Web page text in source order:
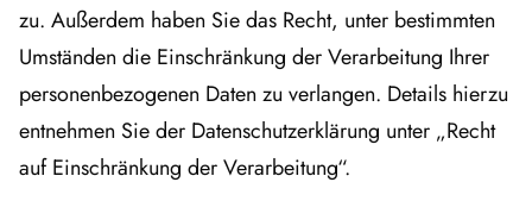
zu. Außerdem haben Sie das Recht, unter bestimmten
Umständen die Einschränkung der Verarbeitung Ihrer
personenbezogenen Daten zu verlangen. Details hierzu
entnehmen Sie der Datenschutzerklärung unter „Recht
auf Einschränkung der Verarbeitung“.